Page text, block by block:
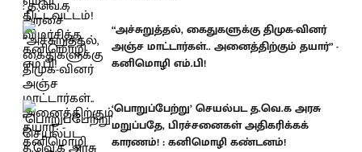
“அச்சுறுத்தல், கைதுகளுக்கு திமுக-வினர்
அஞ்ச மாட்டார்கள்.. அனைத்திற்கும் தயார்” -
கனிமொழி எம்.பி!
‘பொறுப்பேற்று’ செயல்பட த.வெ.க அரசு
மறுப்பதே, பிரச்சனைகள் அதிகரிக்கக்
காரணம்! : கனிமொழி கண்டனம்!